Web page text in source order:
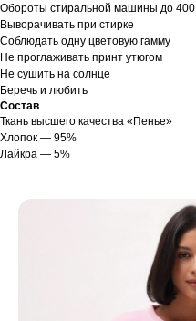
Обороты стиральной машины до 400
Выворачивать при стирке
Соблюдать одну цветовую гамму
Не проглаживать принт утюгом
Не сушить на солнце
Беречь и любить
Состав
Ткань высшего качества «Пенье»
Хлопок — 95%
Лайкра — 5%